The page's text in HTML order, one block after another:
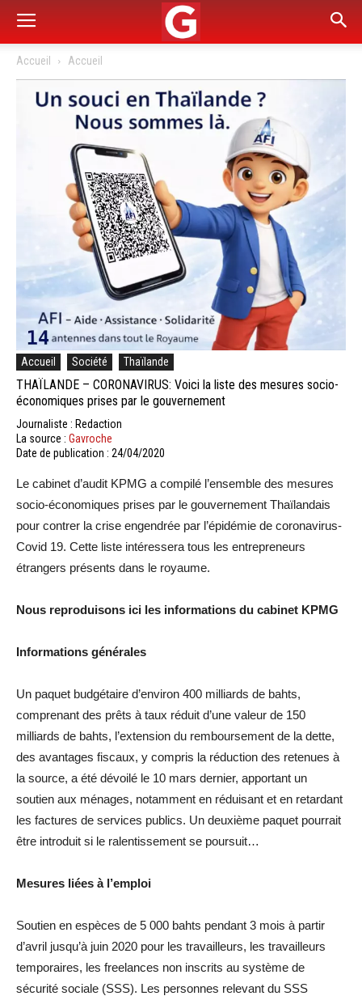
Accueil Accueil
Accueil Société Thaïlande
THAÏLANDE – CORONAVIRUS: Voici la liste des mesures socio-
économiques prises par le gouvernement
Journaliste : Redaction
La source : Gavroche
Date de publication : 24/04/2020
Le cabinet d’audit KPMG a compilé l’ensemble des mesures
socio-économiques prises par le gouvernement Thaïlandais
pour contrer la crise engendrée par l’épidémie de coronavirus-
Covid 19. Cette liste intéressera tous les entrepreneurs
étrangers présents dans le royaume.
Nous reproduisons ici les informations du cabinet KPMG
Informations générales
Un paquet budgétaire d’environ 400 milliards de bahts,
comprenant des prêts à taux réduit d’une valeur de 150
milliards de bahts, l’extension du remboursement de la dette,
des avantages fiscaux, y compris la réduction des retenues à
la source, a été dévoilé le 10 mars dernier, apportant un
soutien aux ménages, notamment en réduisant et en retardant
les factures de services publics. Un deuxième paquet pourrait
être introduit si le ralentissement se poursuit…
Mesures liées à l’emploi
Soutien en espèces de 5 000 bahts pendant 3 mois à partir
d’avril jusqu’à juin 2020 pour les travailleurs, les travailleurs
temporaires, les freelances non inscrits au système de
sécurité sociale (SSS). Les personnes relevant du SSS